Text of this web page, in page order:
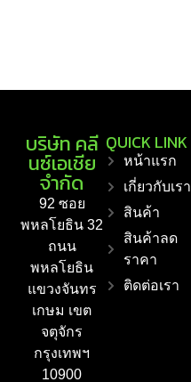
บริษัท คลี
นซ์เอเชีย
จำกัด
92 ซอย
พหลโยธิน 32
ถนน
พหลโยธิน
แขวงจันทร
เกษม เขต
จตุจักร
กรุงเทพฯ
10900
QUICK LINK
หน้าแรก
เกี่ยวกับเรา
สินค้า
สินค้าลด
ราคา
ติดต่อเรา